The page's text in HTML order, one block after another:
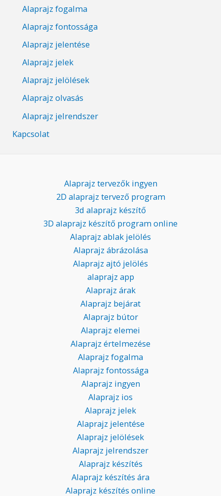
Alaprajz fogalma
Alaprajz fontossága
Alaprajz jelentése
Alaprajz jelek
Alaprajz jelölések
Alaprajz olvasás
Alaprajz jelrendszer
Kapcsolat
Alaprajz tervezők ingyen
2D alaprajz tervező program
3d alaprajz készítő
3D alaprajz készítő program online
Alaprajz ablak jelölés
Alaprajz ábrázolása
Alaprajz ajtó jelölés
alaprajz app
Alaprajz árak
Alaprajz bejárat
Alaprajz bútor
Alaprajz elemei
Alaprajz értelmezése
Alaprajz fogalma
Alaprajz fontossága
Alaprajz ingyen
Alaprajz ios
Alaprajz jelek
Alaprajz jelentése
Alaprajz jelölések
Alaprajz jelrendszer
Alaprajz készítés
Alaprajz készítés ára
Alaprajz készítés online